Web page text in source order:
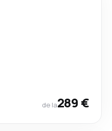
de la289 €